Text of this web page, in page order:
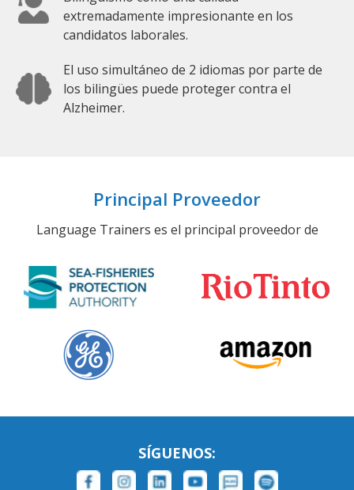
extremadamente impresionante en los
candidatos laborales.
El uso simultáneo de 2 idiomas por parte de
los bilingües puede proteger contra el
Alzheimer.
Principal Proveedor
Language Trainers es el principal proveedor de
SÍGUENOS: